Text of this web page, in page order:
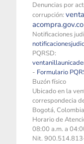
Denuncias por
corrupción:
acompra.gov.co
Notificaciones
PQRSD:
- Formulario
Buzón físico
Ubicado en la
correspondecia
Bogotá, Colombia
Horario de
08:00 a.m. a
Nit.